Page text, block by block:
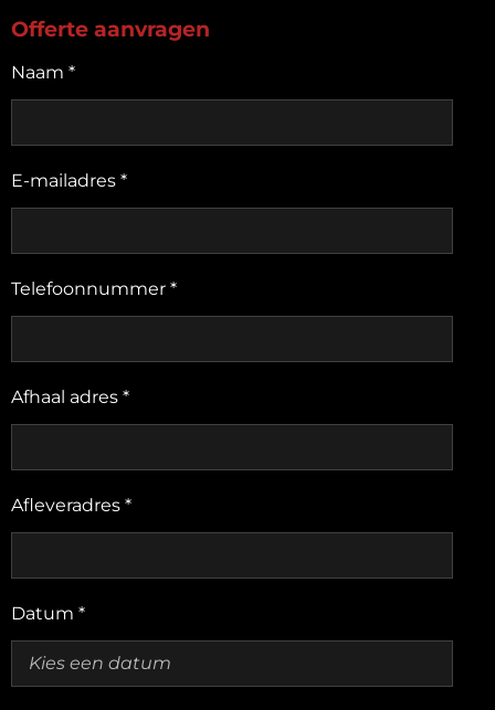
Offerte aanvragen
Naam *
E-mailadres *
Telefoonnummer *
Afhaal adres *
Afleveradres *
Datum *